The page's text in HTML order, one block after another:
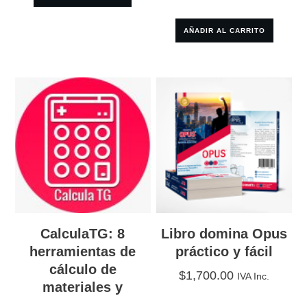
AÑADIR AL CARRITO
CalculaTG: 8
herramientas de
cálculo de
materiales y
Libro domina Opus
práctico y fácil
$1,700.00 IVA Inc.